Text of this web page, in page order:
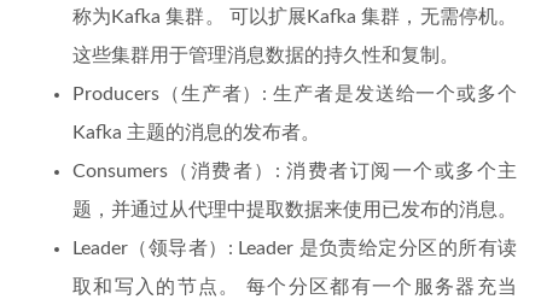
称为Kafka 集群。 可以扩展Kafka 集群，无需停机。
这些集群用于管理消息数据的持久性和复制。
Producers（生产者）: 生产者是发送给一个或多个
Kafka 主题的消息的发布者。
Consumers（消费者）: 消费者订阅一个或多个主
题，并通过从代理中提取数据来使用已发布的消息。
Leader（领导者）: Leader 是负责给定分区的所有读
取和写入的节点。 每个分区都有一个服务器充当